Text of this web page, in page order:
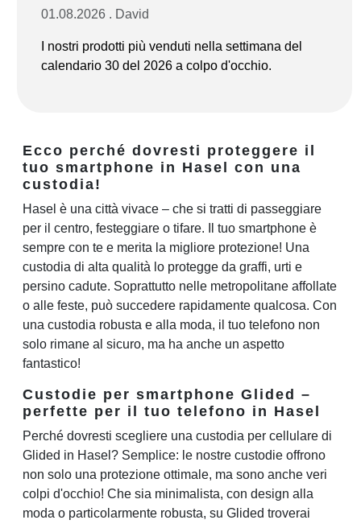
01.08.2026 . David
I nostri prodotti più venduti nella settimana del
calendario 30 del 2026 a colpo d'occhio.
Ecco perché dovresti proteggere il
tuo smartphone in Hasel con una
custodia!
Hasel è una città vivace – che si tratti di passeggiare
per il centro, festeggiare o tifare. Il tuo smartphone è
sempre con te e merita la migliore protezione! Una
custodia di alta qualità lo protegge da graffi, urti e
persino cadute. Soprattutto nelle metropolitane affollate
o alle feste, può succedere rapidamente qualcosa. Con
una custodia robusta e alla moda, il tuo telefono non
solo rimane al sicuro, ma ha anche un aspetto
fantastico!
Custodie per smartphone Glided –
perfette per il tuo telefono in Hasel
Perché dovresti scegliere una custodia per cellulare di
Glided in Hasel? Semplice: le nostre custodie offrono
non solo una protezione ottimale, ma sono anche veri
colpi d'occhio! Che sia minimalista, con design alla
moda o particolarmente robusta, su Glided troverai